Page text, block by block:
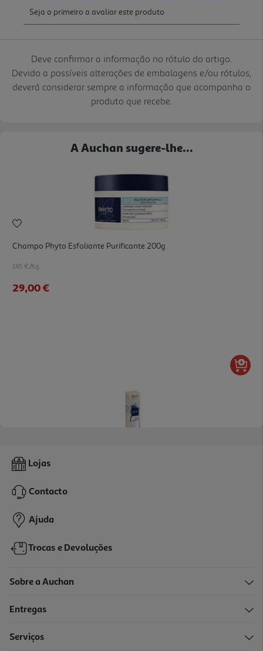
Deve confirmar a informação no rótulo do artigo.
Devido a possíveis alterações de embalagens e/ou rótulos,
deverá considerar sempre a informação que acompanha o
produto que recebe.
A Auchan sugere-lhe...
Champo Phyto Esfoliante Purificante 200g
145 €/Kg
29,00 €
Serum Phyto Paris Crescimento 50 Ml
29,90 €
Lojas
Contacto
Ajuda
Trocas e Devoluções
Sobre a Auchan
Entregas
Serviços